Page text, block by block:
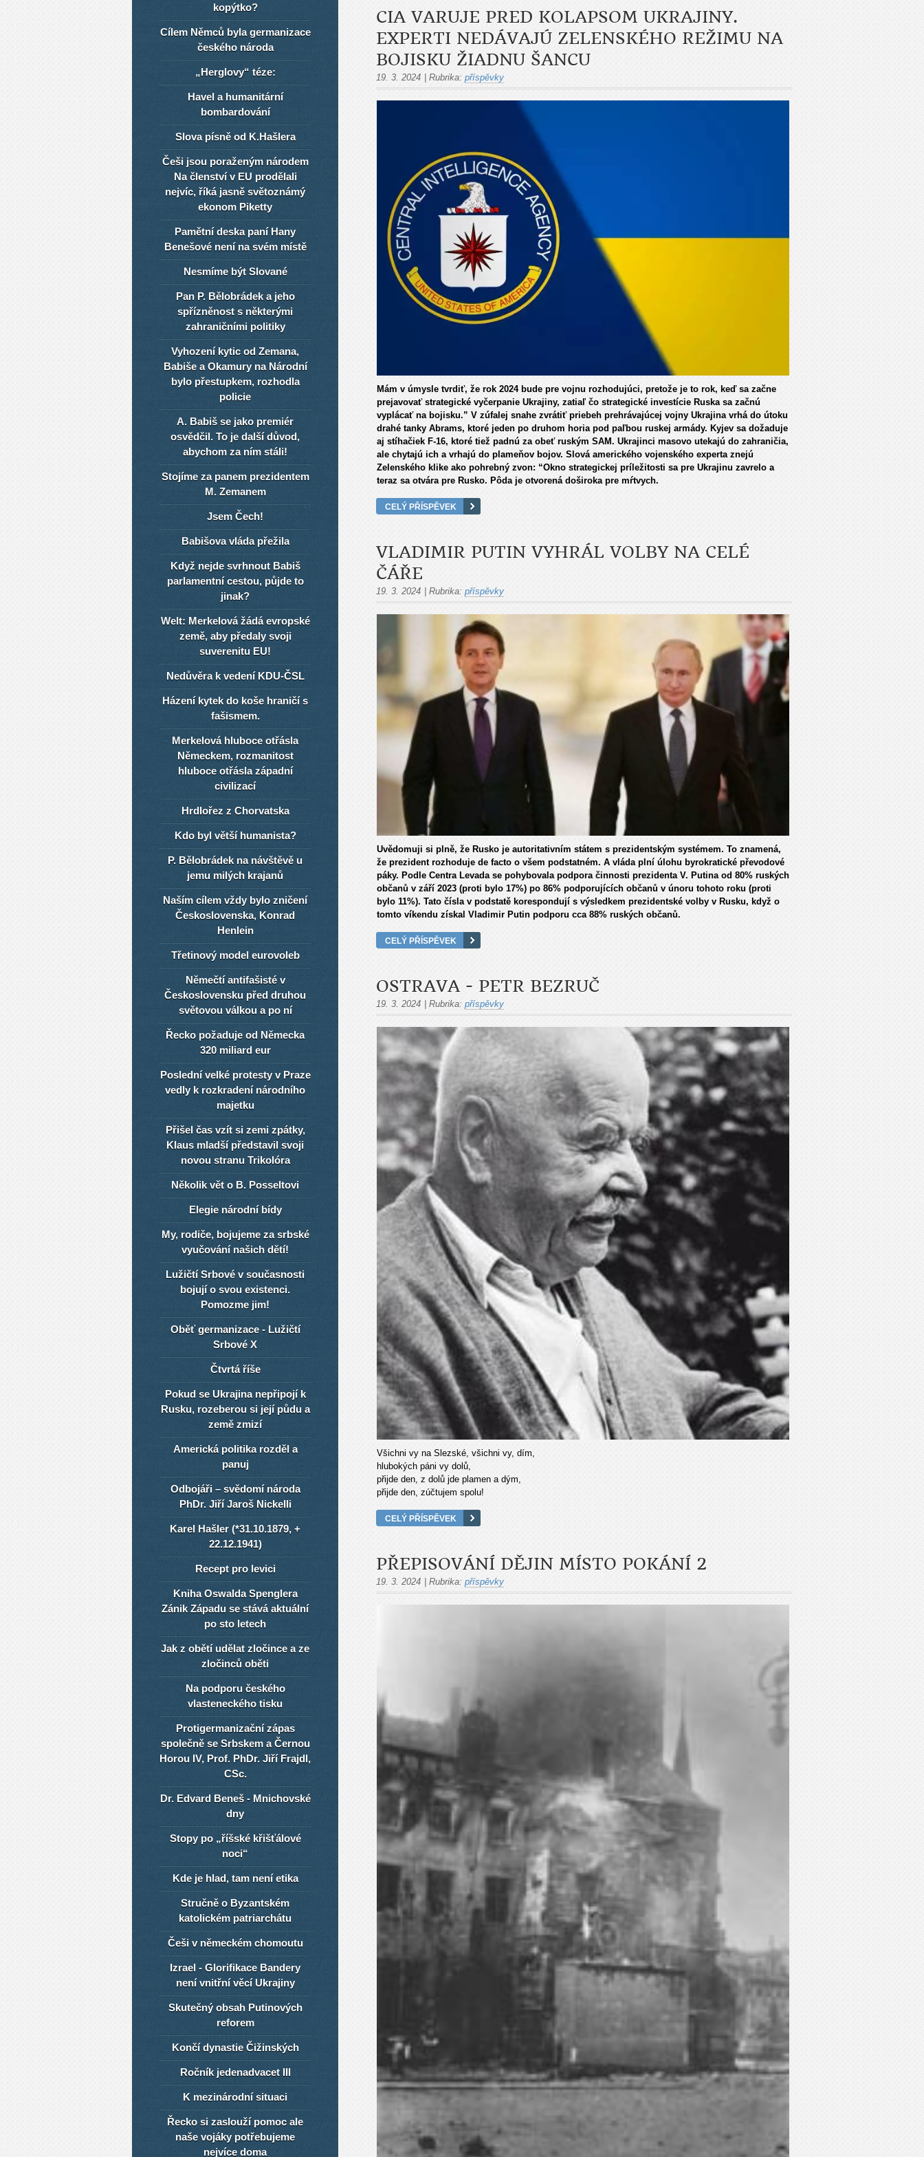
CIA VARUJE PRED KOLAPSOM UKRAJINY.
EXPERTI NEDÁVAJÚ ZELENSKÉHO REŽIMU NA
BOJISKU ŽIADNU ŠANCU
19. 3. 2024 Rubrika: příspěvky
Mám v úmysle tvrdiť, že rok 2024 bude pre vojnu rozhodujúci, pretože je to rok, keď sa začne
prejavovať strategické vyčerpanie Ukrajiny, zatiaľ čo strategické investície Ruska sa začnú
vyplácať na bojisku.” V zúfalej snahe zvrátiť priebeh prehrávajúcej vojny Ukrajina vrhá do útoku
drahé tanky Abrams, ktoré jeden po druhom horia pod paľbou ruskej armády. Kyjev sa dožaduje
aj stíhačiek F-16, ktoré tiež padnú za obeť ruským SAM. Ukrajinci masovo utekajú do zahraničia,
ale chytajú ich a vrhajú do plameňov bojov. Slová amerického vojenského experta znejú
Zelenského klike ako pohrebný zvon: “Okno strategickej príležitosti sa pre Ukrajinu zavrelo a
teraz sa otvára pre Rusko. Pôda je otvorená doširoka pre mŕtvych.
CELÝ PŘÍSPĚVEK
VLADIMIR PUTIN VYHRÁL VOLBY NA CELÉ
ČÁŘE
19. 3. 2024 Rubrika: příspěvky
Uvědomuji si plně, že Rusko je autoritativním státem s prezidentským systémem. To znamená,
že prezident rozhoduje de facto o všem podstatném. A vláda plní úlohu byrokratické převodové
páky. Podle Centra Levada se pohybovala podpora činnosti prezidenta V. Putina od 80% ruských
občanů v září 2023 (proti bylo 17%) po 86% podporujících občanů v únoru tohoto roku (proti
bylo 11%). Tato čísla v podstatě korespondují s výsledkem prezidentské volby v Rusku, když o
tomto víkendu získal Vladimir Putin podporu cca 88% ruských občanů.
CELÝ PŘÍSPĚVEK
OSTRAVA - PETR BEZRUČ
19. 3. 2024 Rubrika: příspěvky
Všichni vy na Slezské, všichni vy, dím,
hlubokých páni vy dolů,
přijde den, z dolů jde plamen a dým,
přijde den, zúčtujem spolu!
CELÝ PŘÍSPĚVEK
PŘEPISOVÁNÍ DĚJIN MÍSTO POKÁNÍ 2
19. 3. 2024 Rubrika: příspěvky
kopýtko?
Cílem Němců byla germanizace
českého národa
„Herglovy“ téze:
Havel a humanitární
bombardování
Slova písně od K.Hašlera
Češi jsou poraženým národem
Na členství v EU prodělali
nejvíc, říká jasně světoznámý
ekonom Piketty
Pamětní deska paní Hany
Benešové není na svém místě
Nesmíme být Slované
Pan P. Bělobrádek a jeho
spřízněnost s některými
zahraničními politiky
Vyhození kytic od Zemana,
Babiše a Okamury na Národní
bylo přestupkem, rozhodla
policie
A. Babiš se jako premiér
osvědčil. To je další důvod,
abychom za ním stáli!
Stojíme za panem prezidentem
M. Zemanem
Jsem Čech!
Babišova vláda přežila
Když nejde svrhnout Babiš
parlamentní cestou, půjde to
jinak?
Welt: Merkelová žádá evropské
země, aby předaly svoji
suverenitu EU!
Nedůvěra k vedení KDU-ČSL
Házení kytek do koše hraničí s
fašismem.
Merkelová hluboce otřásla
Německem, rozmanitost
hluboce otřásla západní
civilizací
Hrdlořez z Chorvatska
Kdo byl větší humanista?
P. Bělobrádek na návštěvě u
jemu milých krajanů
Naším cílem vždy bylo zničení
Československa, Konrad
Henlein
Třetinový model eurovoleb
Němečtí antifašisté v
Československu před druhou
světovou válkou a po ní
Řecko požaduje od Německa
320 miliard eur
Poslední velké protesty v Praze
vedly k rozkradení národního
majetku
Přišel čas vzít si zemi zpátky,
Klaus mladší představil svoji
novou stranu Trikolóra
Několik vět o B. Posseltovi
Elegie národní bídy
My, rodiče, bojujeme za srbské
vyučování našich dětí!
Lužičtí Srbové v současnosti
bojují o svou existenci.
Pomozme jim!
Oběť germanizace - Lužičtí
Srbové X
Čtvrtá říše
Pokud se Ukrajina nepřipojí k
Rusku, rozeberou si její půdu a
země zmizí
Americká politika rozděl a
panuj
Odbojáři – svědomí národa
PhDr. Jiří Jaroš Nickelli
Karel Hašler (*31.10.1879, +
22.12.1941)
Recept pro levici
Kniha Oswalda Spenglera
Zánik Západu se stává aktuální
po sto letech
Jak z obětí udělat zločince a ze
zločinců oběti
Na podporu českého
vlasteneckého tisku
Protigermanizační zápas
společně se Srbskem a Černou
Horou IV, Prof. PhDr. Jiří Frajdl,
CSc.
Dr. Edvard Beneš - Mnichovské
dny
Stopy po „říšské křišťálové
noci“
Kde je hlad, tam není etika
Stručně o Byzantském
katolickém patriarchátu
Češi v německém chomoutu
Izrael - Glorifikace Bandery
není vnitřní věcí Ukrajiny
Skutečný obsah Putinových
reforem
Končí dynastie Čižinských
Ročník jedenadvacet III
K mezinárodní situaci
Řecko si zaslouží pomoc ale
naše vojáky potřebujeme
nejvíce doma